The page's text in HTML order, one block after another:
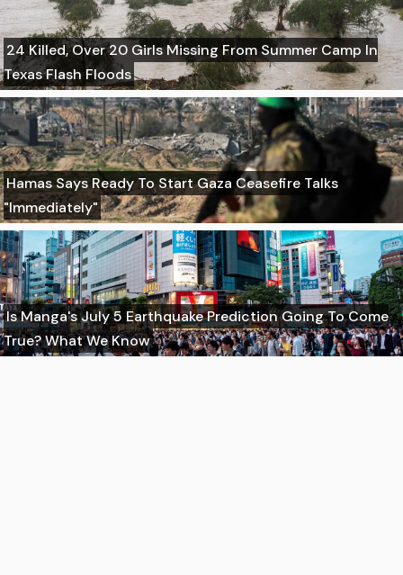
24 Killed, Over 20 Girls Missing From Summer Camp In
Texas Flash Floods
Hamas Says Ready To Start Gaza Ceasefire Talks
"Immediately"
Is Manga's July 5 Earthquake Prediction Going To Come
True? What We Know